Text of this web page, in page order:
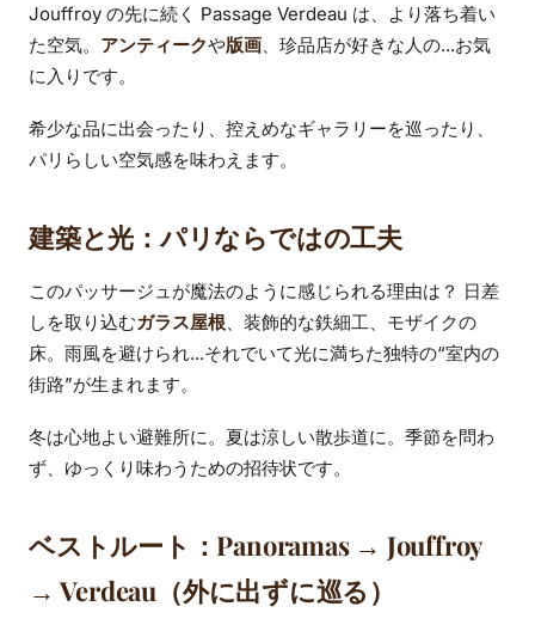
Jouffroy の先に続く Passage Verdeau は、より落ち着い
た空気。 アンティークや版画 、珍品店が好きな人の...お気
に入りです。
希少な品に出会ったり、控えめなギャラリーを巡ったり、
パリらしい空気感を味わえます。
建築と光：パリならではの工夫
このパッサージュが魔法のように感じられる理由は？ 日差
しを取り込むガラス屋根 、装飾的な鉄細工、モザイクの
床。雨風を避けられ...それでいて光に満ちた独特の“室内の
街路”が生まれます。
冬は心地よい避難所に。夏は涼しい散歩道に。季節を問わ
ず、ゆっくり味わうための招待状です。
ベストルート：Panoramas → Jouffroy
→ Verdeau（外に出ずに巡る）